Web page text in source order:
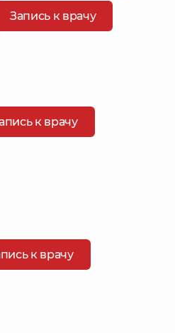
Запись к врачу
к врачу
к врачу